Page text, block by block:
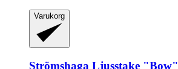
Varukorg
Strömshaga Ljusstake "Bow"